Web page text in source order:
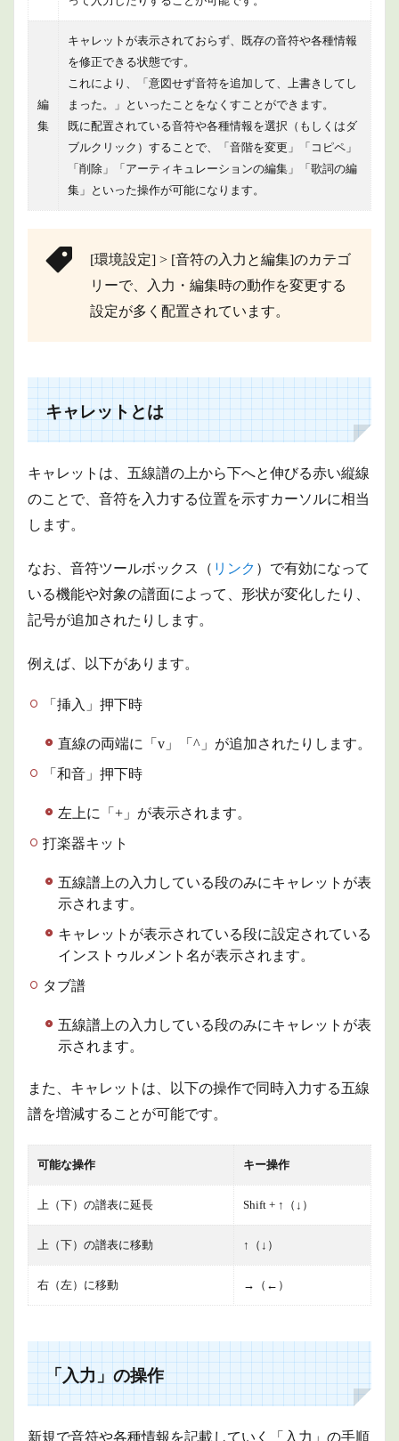
情報
編
集
キャレットが表示されておらず、既存の音符や各種情報
を修正できる状態です。
これにより、「意図せず音符を追加して、上書きしてし
まった。」といったことをなくすことができます。
既に配置されている音符や各種情報を選択（もしくはダ
ブルクリック）することで、「音階を変更」「コピペ」
「削除」「アーティキュレーションの編集」「歌詞の編
集」といった操作が可能になります。
[環境設定] > [音符の入力と編集]のカテゴ
リーで、入力・編集時の動作を変更する
設定が多く配置されています。
キャレットとは
キャレットは、五線譜の上から下へと伸びる赤い縦線
のことで、音符を入力する位置を示すカーソルに相当
します。
なお、音符ツールボックス（ リンク ）で有効になって
いる機能や対象の譜面によって、形状が変化したり、
記号が追加されたりします。
例えば、以下があります。
「挿入」押下時
直線の両端に「v」「^」が追加されたりします。
「和音」押下時
左上に「+」が表示されます。
打楽器キット
五線譜上の入力している段のみにキャレットが表
示されます。
キャレットが表示されている段に設定されている
インストゥルメント名が表示されます。
タブ譜
五線譜上の入力している段のみにキャレットが表
示されます。
また、キャレットは、以下の操作で同時入力する五線
譜を増減することが可能です。
可能な操作 キー操作
上（下）の譜表に延長 Shift + ↑（↓）
上（下）の譜表に移動 ↑（↓）
右（左）に移動 →（←）
「入力」の操作
新規で音符や各種情報を記載していく「入力」の手順